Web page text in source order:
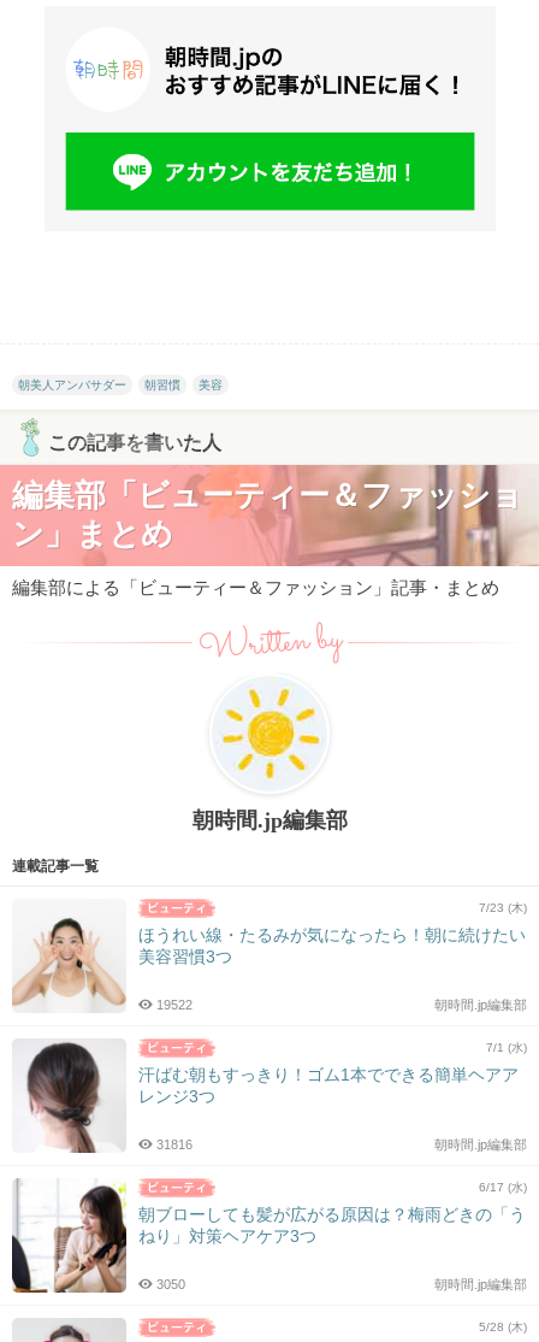
朝美人アンバサダー 朝習慣 美容
この記事を書いた人
編集部「ビューティー＆ファッショ
ン」まとめ
編集部による「ビューティー＆ファッション」記事・まとめ
Written by
朝時間.jp編集部
連載記事一覧
7/23 (木)
ほうれい線・たるみが気になったら！朝に続けたい
美容習慣3つ
朝時間.jp編集部
19522
7/1 (水)
汗ばむ朝もすっきり！ゴム1本でできる簡単ヘアア
レンジ3つ
朝時間.jp編集部
31816
6/17 (水)
朝ブローしても髪が広がる原因は？梅雨どきの「う
ねり」対策ヘアケア3つ
朝時間.jp編集部
3050
5/28 (木)